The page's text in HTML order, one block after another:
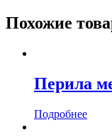
Похожие
Перила
Подробнее